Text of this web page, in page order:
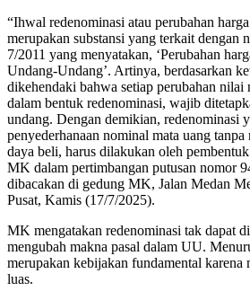
“Ihwal redenominasi atau perubahan
merupakan substansi yang terkait dengan
7/2011 yang menyatakan, ‘Perubahan
Undang-Undang’. Artinya, berdasarkan
dikehendaki bahwa setiap perubahan
dalam bentuk redenominasi, wajib
undang. Dengan demikian, redenominasi
penyederhanaan nominal mata uang
daya beli, harus dilakukan oleh
MK dalam pertimbangan putusan nomor
dibacakan di gedung MK, Jalan Medan
Pusat, Kamis (17/7/2025).
MK mengatakan redenominasi tak dapat
mengubah makna pasal dalam UU.
merupakan kebijakan fundamental karena
luas.